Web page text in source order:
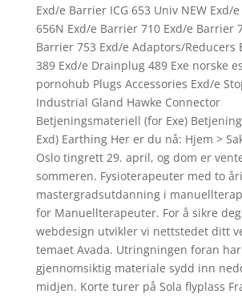
Exd/e Barrier ICG 653 Univ NEW Exd/
656N Exd/e Barrier 710 Exd/e Barrier
Barrier 753 Exd/e Adaptors/Reducers
389 Exd/e Drainplug 489 Exe norske
pornohub Plugs Accessories Exd/e
Industrial Gland Hawke Connector
Betjeningsmateriell (for Exe)
Exd) Earthing Her er du nå: Hjem >
Oslo tingrett 29. april, og dom er
sommeren. Fysioterapeuter med to
mastergradsutdanning i
for Manuellterapeuter. For å sikre
webdesign utvikler vi nettstedet ditt
temaet Avada. Utringningen foran
gjennomsiktig materiale sydd inn
midjen. Korte turer på Sola flyplass